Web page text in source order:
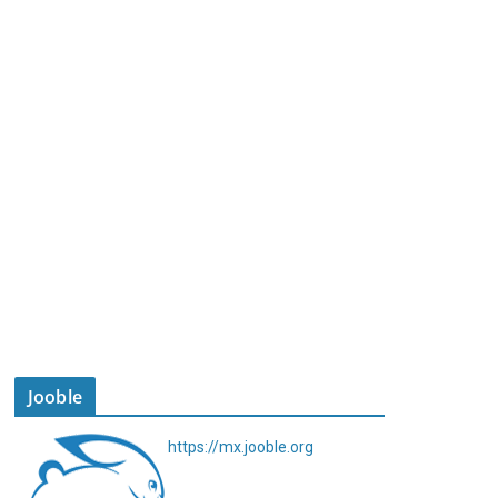
Jooble
https://mx.jooble.org